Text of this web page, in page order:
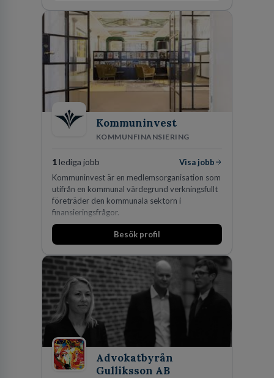
den största privata återförsäljaren av Volvo
Lastvagnar och finns representerade på 20
orter i södra Sverige.
Kommuninvest
KOMMUNFINANSIERING
1lediga jobb
Visa jobb
Kommuninvest är en medlemsorganisation som
utifrån en kommunal värdegrund verkningsfullt
företräder den kommunala sektorn i
finansieringsfrågor.
Besök profil
Advokatbyrån
Gulliksson AB